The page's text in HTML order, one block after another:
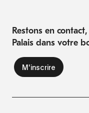
Restons en
Palais dans votre